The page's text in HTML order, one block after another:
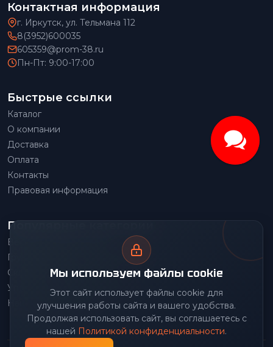
Мы используем файлы cookie
Этот сайт использует файлы cookie для
улучшения работы сайта и вашего удобства.
Продолжая использовать сайт, вы соглашаетесь с
нашей Политикой конфиденциальности.
Контактная информация
г. Иркутск, ул. Тельмана 112
8(3952)600035
605359@prom-38.ru
Пн-Пт: 9:00-17:00
Быстрые ссылки
Каталог
О компании
Доставка
Оплата
Контакты
Правовая информация
Популярные категории
Весовое оборудование
Грузоподъемное оборудование
Складское оборудование
Упаковочное оборудование
Наше производство